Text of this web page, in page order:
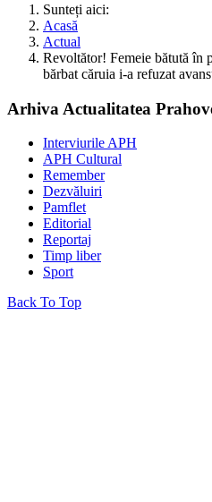
Sunteți aici:
Acasă
Actual
Revoltător! Femeie bătută în
bărbat căruia i-a refuzat
Arhiva Actualitatea
Interviurile APH
APH Cultural
Remember
Dezvăluiri
Pamflet
Editorial
Reportaj
Timp liber
Sport
Back To Top